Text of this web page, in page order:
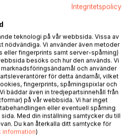
och en som är stressad.
er verktyg att klara vardagen på
sätt.
Integritetspolicy
teknologi på vår webbsida. Vissa av
nödvändiga. Vi använder även metoder
eller fingerprints samt server-spårning)
besöks och hur den används. Vi
och använder
för detta ändamål, vilket
fingerprints, spårningspixlar och
bäddar även in tredjepartsinnehåll från
på vår webbsida. Vi har inget
eller eventuell spårning
Med din inställning samtycker du till
Du kan återkalla ditt samtycke för
information)